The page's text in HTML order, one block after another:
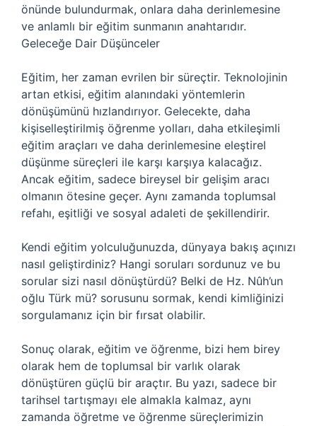
önünde bulundurmak, onlara daha derinlemesine
ve anlamlı bir eğitim sunmanın anahtarıdır.
Geleceğe Dair Düşünceler
Eğitim, her zaman evrilen bir süreçtir. Teknolojinin
artan etkisi, eğitim alanındaki yöntemlerin
dönüşümünü hızlandırıyor. Gelecekte, daha
kişiselleştirilmiş öğrenme yolları, daha etkileşimli
eğitim araçları ve daha derinlemesine eleştirel
düşünme süreçleri ile karşı karşıya kalacağız.
Ancak eğitim, sadece bireysel bir gelişim aracı
olmanın ötesine geçer. Aynı zamanda toplumsal
refahı, eşitliği ve sosyal adaleti de şekillendirir.
Kendi eğitim yolculuğunuzda, dünyaya bakış açınızı
nasıl geliştirdiniz? Hangi soruları sordunuz ve bu
sorular sizi nasıl dönüştürdü? Belki de Hz. Nûh’un
oğlu Türk mü? sorusunu sormak, kendi kimliğinizi
sorgulamanız için bir fırsat olabilir.
Sonuç olarak, eğitim ve öğrenme, bizi hem birey
olarak hem de toplumsal bir varlık olarak
dönüştüren güçlü bir araçtır. Bu yazı, sadece bir
tarihsel tartışmayı ele almakla kalmaz, aynı
zamanda öğretme ve öğrenme süreçlerimizin